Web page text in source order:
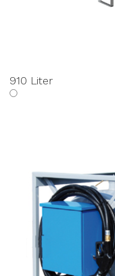
910 Liter